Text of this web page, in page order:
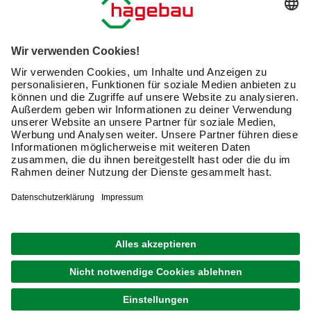
Schutz vor elektrischen Gefahren
Verhinderung von Staub- und Feuchtigkeitseintritt
Ästhetische Aufwertung der Elektroinstallation
Einfache Reinigung und Pflege
Langlebigkeit und Formstabilität
Kompatibilität mit gängigen Schalterprogrammen
solltest Du auf die Kompatibilität mit Deinem
fachkundige Beratung und findest garantiert die richtige
Abdeckung für Schalter für Deine spezifischen
Anforderungen.
Newsletter: Zusammen